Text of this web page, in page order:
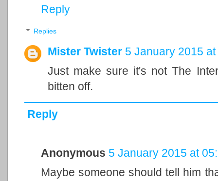
Reply
Replies
Mister Twister 5 January 2015
Just make sure it's not The
bitten off.
Reply
Anonymous 5 January 2015 at
Maybe someone should tell him